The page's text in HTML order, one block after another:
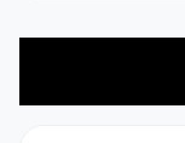
روشن است:
امتحانات
با تمرکز بر